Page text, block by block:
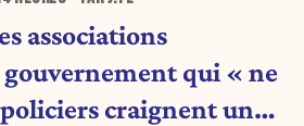
associations
qui « ne
craignent une